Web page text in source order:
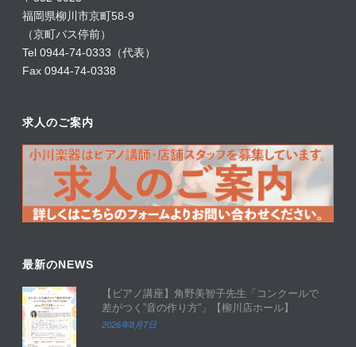
福岡県柳川市京町58-9
（京町バス停前）
Tel 0944-74-0333（代表）
Fax 0944-74-0338
求人のご案内
最新のNEWS
【ピアノ講座】角野美智子先生「コンクールで
差がつく”音の作り方”」【柳川店ホール】
2026年8月7日